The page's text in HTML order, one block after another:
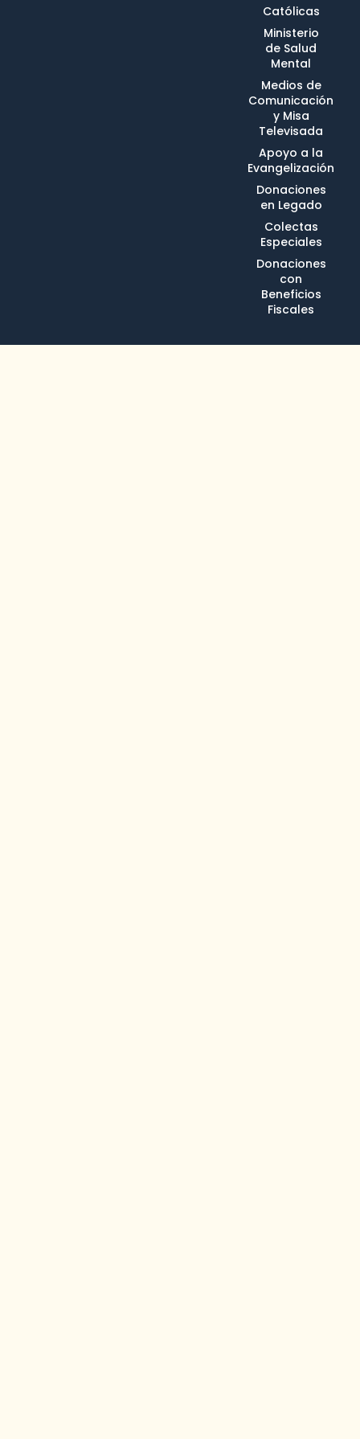
Católicas
Ministerio
de Salud
Mental
Medios de
Comunicación
y Misa
Televisada
Apoyo a la
Evangelización
Donaciones
en Legado
Colectas
Especiales
Donaciones
con
Beneficios
Fiscales